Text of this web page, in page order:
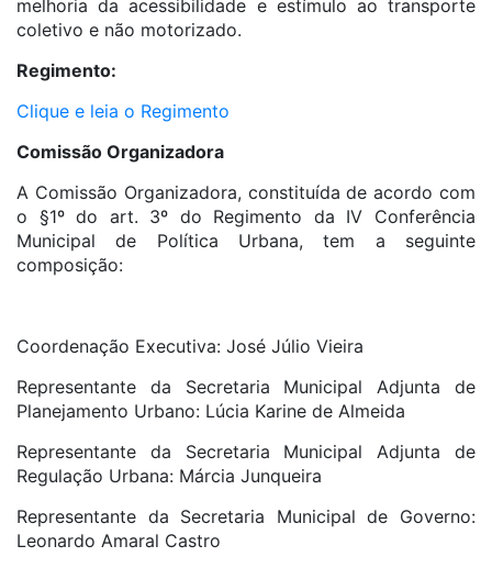
melhoria da acessibilidade e estímulo ao transporte
coletivo e não motorizado.
Regimento:
Clique e leia o Regimento
Comissão Organizadora
A Comissão Organizadora, constituída de acordo com
o §1º do art. 3º do Regimento da IV Conferência
Municipal de Política Urbana, tem a seguinte
composição:
Coordenação Executiva: José Júlio Vieira
Representante da Secretaria Municipal Adjunta de
Planejamento Urbano: Lúcia Karine de Almeida
Representante da Secretaria Municipal Adjunta de
Regulação Urbana: Márcia Junqueira
Representante da Secretaria Municipal de Governo:
Leonardo Amaral Castro